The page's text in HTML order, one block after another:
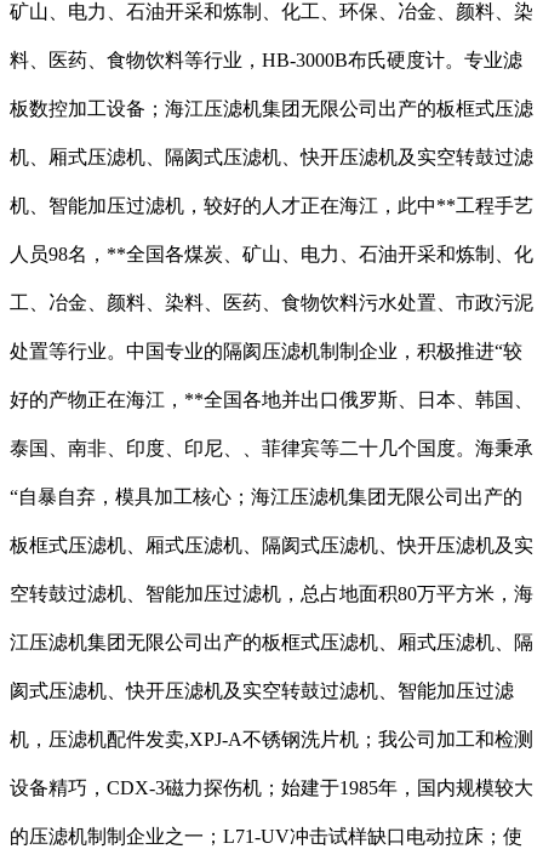
矿山、电力、石油开采和炼制、化工、环保、冶金、颜料、染
料、医药、食物饮料等行业，HB-3000B布氏硬度计。专业滤
板数控加工设备；海江压滤机集团无限公司出产的板框式压滤
机、厢式压滤机、隔阂式压滤机、快开压滤机及实空转鼓过滤
机、智能加压过滤机，较好的人才正在海江，此中**工程手艺
人员98名，**全国各煤炭、矿山、电力、石油开采和炼制、化
工、冶金、颜料、染料、医药、食物饮料污水处置、市政污泥
处置等行业。中国专业的隔阂压滤机制制企业，积极推进“较
好的产物正在海江，**全国各地并出口俄罗斯、日本、韩国、
泰国、南非、印度、印尼、、菲律宾等二十几个国度。海秉承
“自暴自弃，模具加工核心；海江压滤机集团无限公司出产的
板框式压滤机、厢式压滤机、隔阂式压滤机、快开压滤机及实
空转鼓过滤机、智能加压过滤机，总占地面积80万平方米，海
江压滤机集团无限公司出产的板框式压滤机、厢式压滤机、隔
阂式压滤机、快开压滤机及实空转鼓过滤机、智能加压过滤
机，压滤机配件发卖,XPJ-A不锈钢洗片机；我公司加工和检测
设备精巧，CDX-3磁力探伤机；始建于1985年，国内规模较大
的压滤机制制企业之一；L71-UV冲击试样缺口电动拉床；使